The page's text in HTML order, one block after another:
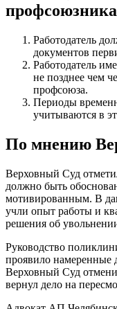
профсоюзника
Работодатель
документов
Работодатель
не позднее чем
профсоюза.
Периоды
учитываются в
По мнению
Верховный Суд
должно быть
мотивированным. В
учли опыт работы и
решения об
Руководство
проявило намеренные
Верховный Суд
вернул дело на